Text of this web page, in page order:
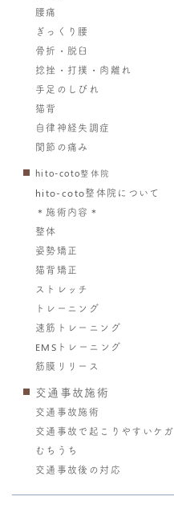
腰痛
ぎっくり腰
骨折・脱臼
捻挫・打撲・肉離れ
手足のしびれ
猫背
自律神経失調症
関節の痛み
hito-coto整体院
hito-coto整体院について
＊施術内容＊
整体
姿勢矯正
猫背矯正
ストレッチ
トレーニング
速筋トレーニング
EMSトレーニング
筋膜リリース
交通事故施術
交通事故施術
交通事故で起こりやすいケガ
むちうち
交通事故後の対応